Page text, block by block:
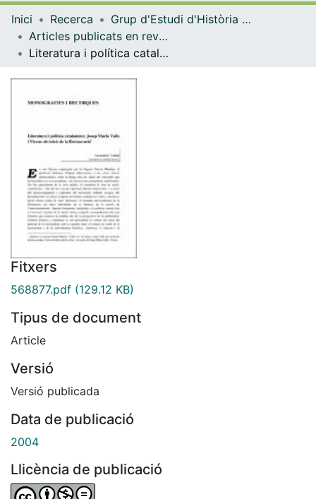
Navega per tot el DD
Com publicar
Inici Recerca
Grup d'Estudi d'Història de la Cultura i dels Intel·lectuals (GEHCI)
Articles publicats en revistes (Grup d'Estudi d'Història de la Cultura i dels Intel·lectuals (GEHCI))
Literatura i política catalanista: Josep Maria Valls i Vicens als inicis de la Restauració
Fitxers
568877.pdf (129.12 KB)
Tipus de document
Article
Versió
Versió publicada
Data de publicació
2004
Llicència de publicació